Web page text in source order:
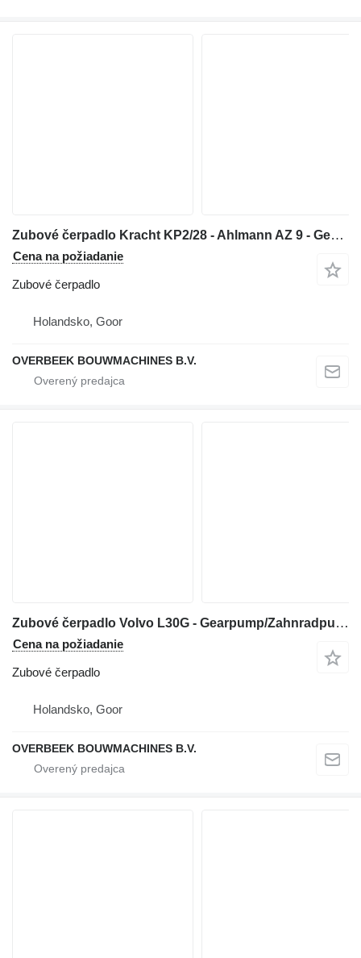
Zubové čerpadlo Kracht KP2/28 - Ahlmann AZ 9 - Gearpump na kolesového nakladača
Cena na požiadanie
Zubové čerpadlo
Holandsko, Goor
OVERBEEK BOUWMACHINES B.V.
Zubové čerpadlo Volvo L30G - Gearpump/Zahnradpumpe/Tandwielpomp na kolesového nakladača
Cena na požiadanie
Zubové čerpadlo
Holandsko, Goor
OVERBEEK BOUWMACHINES B.V.